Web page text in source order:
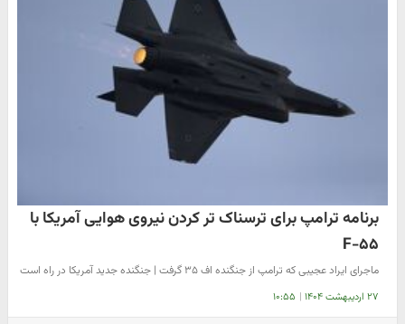
برنامه ترامپ برای ترسناک تر کردن نیروی هوایی آمریکا با
F-۵۵
ماجرای ایراد عجیبی که ترامپ از جنگنده اف ۳۵ گرفت | جنگنده جدید آمریکا در راه است
۲۷ اردیبهشت ۱۴۰۴ | ۱۰:۵۵